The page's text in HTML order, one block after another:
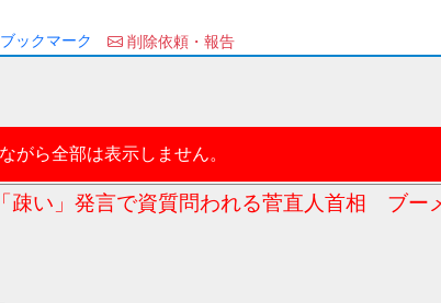
ブックマーク 削除依頼・報告